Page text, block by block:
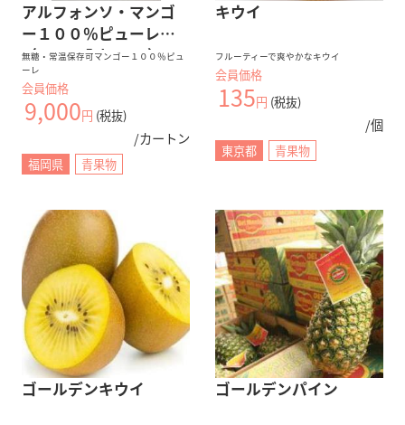
アルフォンソ・マンゴ
ー１００％ピューレ
（１Ｋｇ入り x 10）
無糖・常温保存可マンゴー１００％ピュ
ーレ
会員価格
9,000円 (税抜)
/カートン
福岡県 青果物
キウイ
フルーティーで爽やかなキウイ
会員価格
135円 (税抜)
/個
東京都 青果物
ゴールデンキウイ ゴールデンパイン